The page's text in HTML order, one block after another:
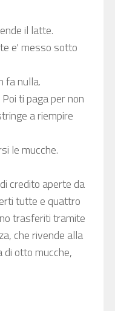
il latte.
e' messo sotto
fa nulla.
ti paga per non
a riempire
le mucche.
credito aperte da
tutte e quattro
trasferiti tramite
che rivende alla
otto mucche,